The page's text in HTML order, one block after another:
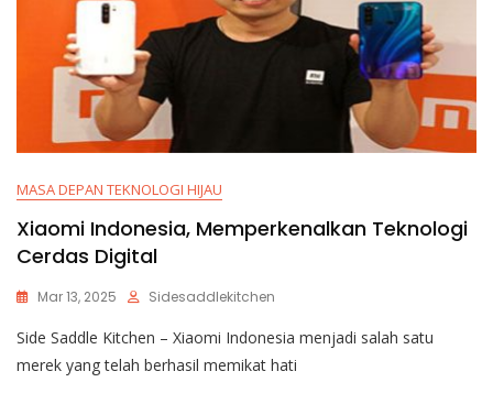
MASA DEPAN TEKNOLOGI HIJAU
Xiaomi Indonesia, Memperkenalkan Teknologi
Cerdas Digital
Mar 13, 2025 Sidesaddlekitchen
Side Saddle Kitchen – Xiaomi Indonesia menjadi salah satu
merek yang telah berhasil memikat hati